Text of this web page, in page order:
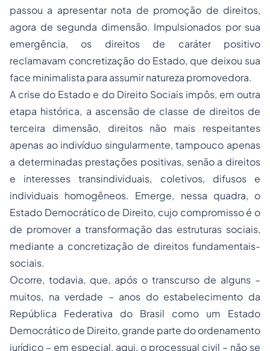
passou a apresentar nota de promoção de direitos,
agora de segunda dimensão. Impulsionados por sua
emergência, os direitos de caráter positivo
reclamavam concretização do Estado, que deixou sua
face minimalista para assumir natureza promovedora.
A crise do Estado e do Direito Sociais impôs, em outra
etapa histórica, a ascensão de classe de direitos de
terceira dimensão, direitos não mais respeitantes
apenas ao indivíduo singularmente, tampouco apenas
a determinadas prestações positivas, senão a direitos
e interesses transindividuais, coletivos, difusos e
individuais homogêneos. Emerge, nessa quadra, o
Estado Democrático de Direito, cujo compromisso é o
de promover a transformação das estruturas sociais,
mediante a concretização de direitos fundamentais-
sociais.
Ocorre, todavia, que, após o transcurso de alguns –
muitos, na verdade – anos do estabelecimento da
República Federativa do Brasil como um Estado
Democrático de Direito, grande parte do ordenamento
jurídico – em especial, aqui, o processual civil – não se